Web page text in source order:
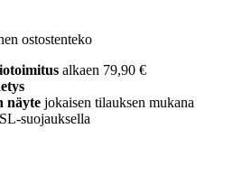
ostostenteko
alkaen 79,90 €
näyte jokaisen tilauksen mukana
suojauksella